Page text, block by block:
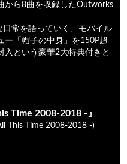
から8曲を収録したOutworks
常を語っていく、モバイル
ー「帽子の中身」を150P超
入という豪華2大特典付きと
Time 2008-2018 -』
This Time 2008-2018 -)